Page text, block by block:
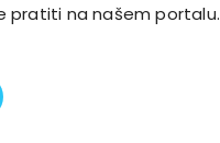
pratiti na našem portalu.